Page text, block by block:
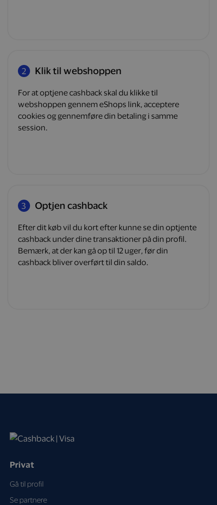
2 Klik til webshoppen
For at optjene cashback skal du klikke til
webshoppen gennem eShops link, acceptere
cookies og gennemføre din betaling i samme
session.
3 Optjen cashback
Efter dit køb vil du kort efter kunne se din optjente
cashback under dine transaktioner på din profil.
Bemærk, at der kan gå op til 12 uger, før din
cashback bliver overført til din saldo.
Privat
Gå til profil
Se partnere